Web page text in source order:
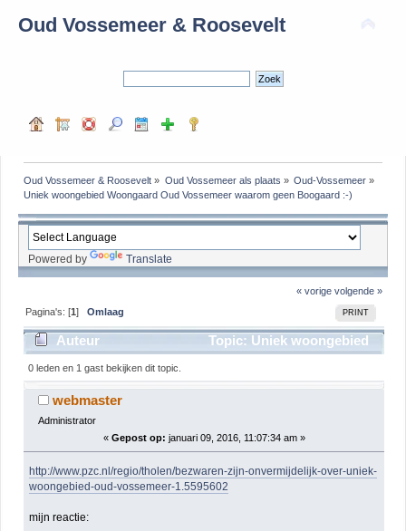
Oud Vossemeer & Roosevelt
Oud Vossemeer & Roosevelt » Oud Vossemeer als plaats » Oud-Vossemeer»
Uniek woongebied Woongaard Oud Vossemeer waarom geen Boogaard :-)
Powered by Translate
« vorige volgende »
PRINT
Pagina's: [1]Omlaag
Auteur
Topic: Uniek woongebied
Woongaard Oud Vossemeer waarom geen Boogaard
:-) (gelezen 3639 keer)
0 leden en 1 gast bekijken dit topic.
webmaster
Administrator
« Gepost op: januari 09, 2016, 11:07:34 am »
http://www.pzc.nl/regio/tholen/bezwaren-zijn-onvermijdelijk-over-uniek-
woongebied-oud-vossemeer-1.5595602
mijn reactie: